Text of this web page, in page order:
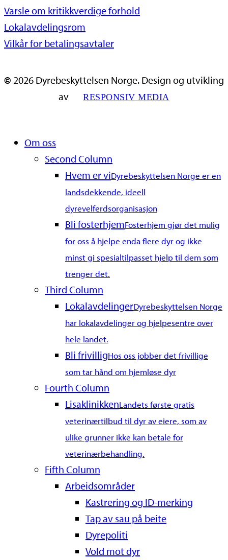
Varsle om kritikkverdige forhold
Lokalavdelingsrom
Vilkår for betalingsavtaler
© 2026 Dyrebeskyttelsen Norge. Design og utvikling
av
RESPONSIV MEDIA
MenuOm oss
Second Column
Hvem er viDyrebeskyttelsen Norge er en
landsdekkende, ideell
dyrevelferdsorganisasjon
Bli fosterhjemFosterhjem gjør det mulig
for oss å hjelpe enda flere dyr og ikke
minst gi spesialtilpasset hjelp til dem som
trenger det.
Third Column
LokalavdelingerDyrebeskyttelsen Norge
har lokalavdelinger og hjelpesentre over
hele landet.
Bli frivilligHos oss jobber det frivillige
som tar hånd om hjemløse dyr
Fourth Column
LisaklinikkenLandets første gratis
veterinærtilbud til dyr av eiere, som av
ulike grunner ikke kan betale for
veterinærbehandling.
Fifth Column
Arbeidsområder
Kastrering og ID-merking
Tap av sau på beite
Dyrepoliti
Vold mot dyr